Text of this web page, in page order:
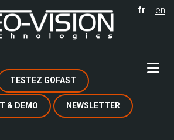
fr en
TESTEZ GOFAST
& DEMO NEWSLETTER